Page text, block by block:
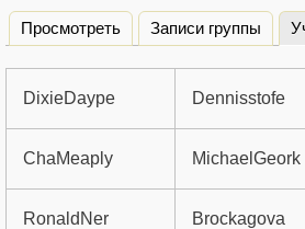
Главные вкладки
Просмотреть Записи группы
DixieDaype Dennisstofe
ChaMeaply MichaelGeork
RonaldNer Brockagova